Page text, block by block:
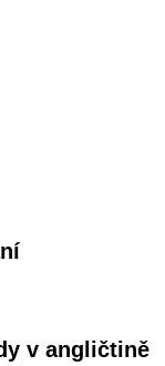
v angličtině